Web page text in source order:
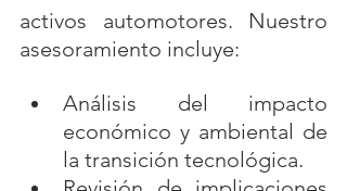
activos automotores. Nuestro
asesoramiento incluye:
Análisis del impacto
económico y ambiental de
la transición tecnológica.